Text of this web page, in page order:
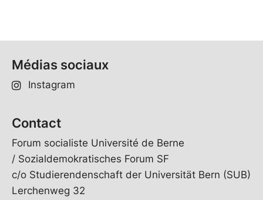
Médias sociaux
Instagram
Contact
Forum socialiste Université de Berne
/ Sozialdemokratisches Forum SF
c/o Studierendenschaft der Universität Bern (SUB)
Lerchenweg 32